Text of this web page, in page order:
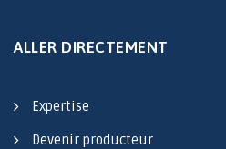
ALLER DIRECTEMENT
Expertise
Devenir producteur